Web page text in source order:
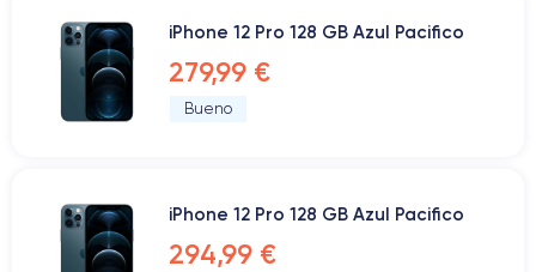
iPhone 12 Pro 128 GB Azul Pacifico
279,99 €
Bueno
iPhone 12 Pro 128 GB Azul Pacifico
294,99 €